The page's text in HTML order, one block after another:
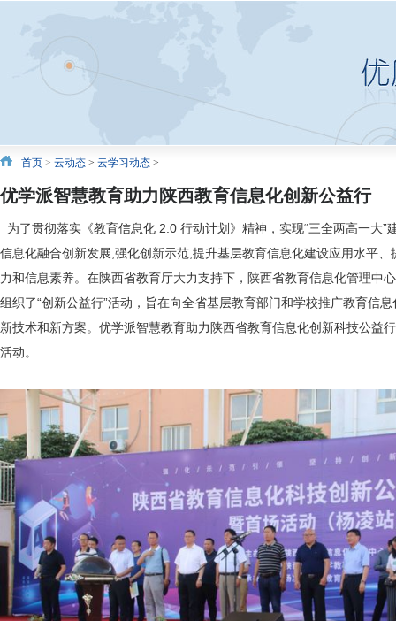
首页 > 云动态 > 云学习动态 >
优学派智慧教育助力陕西教育信息化创新公益行
为了贯彻落实《教育信息化 2.0 行动计划》精神，实现“三全两高一大”
信息化融合创新发展,强化创新示范,提升基层教育信息化建设应用水平
力和信息素养。在陕西省教育厅大力支持下，陕西省教育信息化管理中
组织了“创新公益行”活动，旨在向全省基层教育部门和学校推广教育信
新技术和新方案。优学派智慧教育助力陕西省教育信息化创新科技公益
活动。